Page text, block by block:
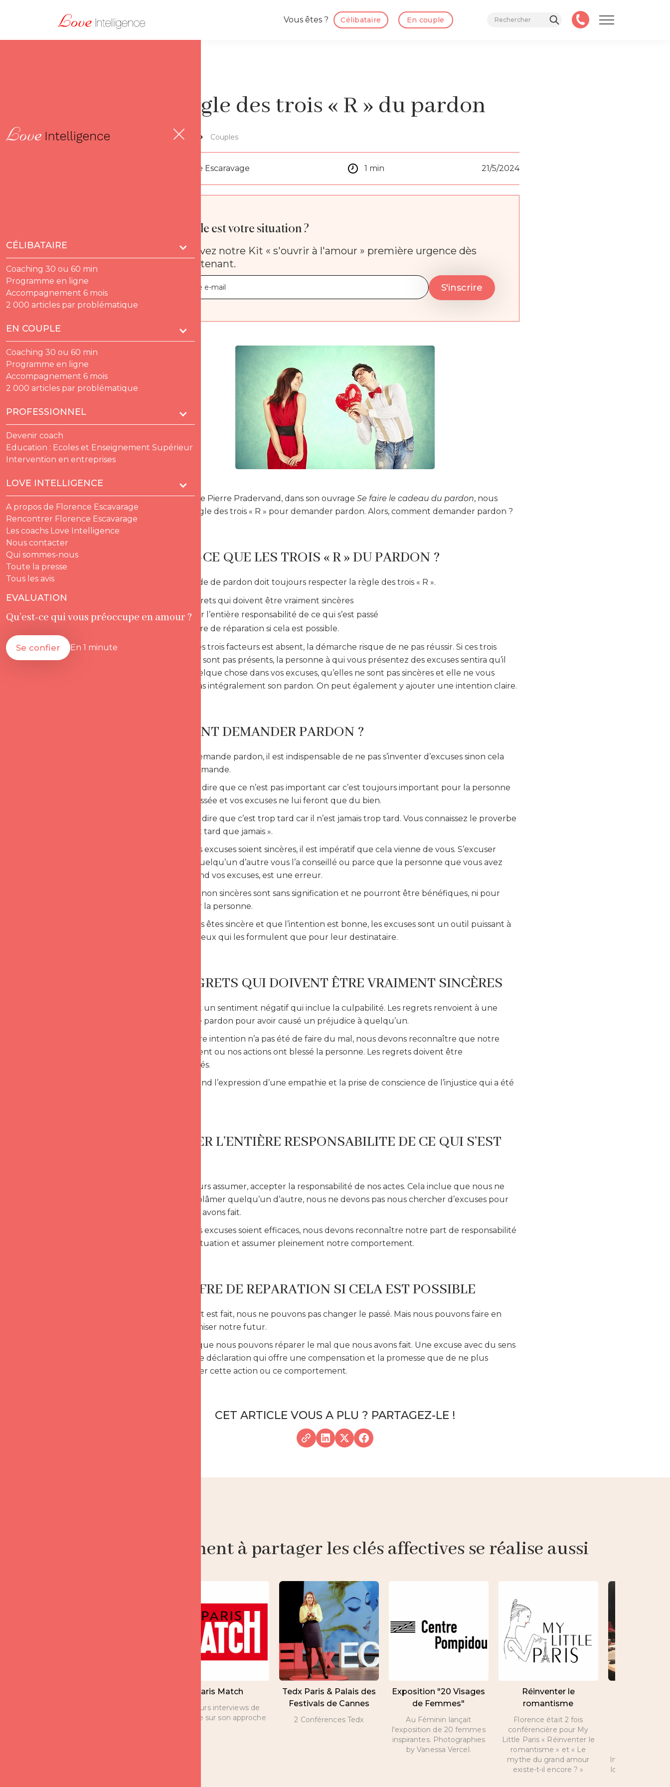
Vous êtes ? Célibataire En couple
CÉLIBATAIRE
Coaching 30 ou 60 min
Programme en ligne
Accompagnement 6 mois
2 000 articles par problématique
EN COUPLE
Coaching 30 ou 60 min
Programme en ligne
Accompagnement 6 mois
2 000 articles par problématique
PROFESSIONNEL
Devenir coach
Education : Ecoles et Enseignement Supérieur
Intervention en entreprises
LOVE INTELLIGENCE
A propos de Florence Escavarage
Rencontrer Florence Escavarage
Les coachs Love Intelligence
Nous contacter
Qui sommes-nous
Toute la presse
Tous les avis
EVALUATION
Qu’est-ce qui vous préoccupe en amour ?
Se confier En 1 minute
La règle des trois « R » du pardon
Lov'thèque Couples
Florence Escaravage 1 min 21/5/2024
Quelle est votre situation ?
Recevez notre Kit « s'ouvrir à l'amour » première urgence dès
maintenant.
Le sociologue Pierre Pradervand, dans son ouvrage Se faire le cadeau du pardon, nous
dévoile la règle des trois « R » pour demander pardon. Alors, comment demander pardon ?
QU’EST-CE QUE LES TROIS « R » DU PARDON ?
Une demande de pardon doit toujours respecter la règle des trois « R ».
des regrets qui doivent être vraiment sincères
assumer l’entière responsabilité de ce qui s’est passé
une offre de réparation si cela est possible.
Si un seul des trois facteurs est absent, la démarche risque de ne pas réussir. Si ces trois
éléments ne sont pas présents, la personne à qui vous présentez des excuses sentira qu’il
manque quelque chose dans vos excuses, qu’elles ne sont pas sincères et elle ne vous
accordera pas intégralement son pardon. On peut également y ajouter une intention claire.
COMMENT DEMANDER PARDON ?
Lorsqu’on demande pardon, il est indispensable de ne pas s’inventer d’excuses sinon cela
annule la demande.
Inutile de se dire que ce n’est pas important car c’est toujours important pour la personne
qui a été blessée et vos excuses ne lui feront que du bien.
Inutile de se dire que c’est trop tard car il n’est jamais trop tard. Vous connaissez le proverbe
« mieux vaut tard que jamais ».
Pour que les excuses soient sincères, il est impératif que cela vienne de vous. S’excuser
parce que quelqu’un d’autre vous l’a conseillé ou parce que la personne que vous avez
blessée attend vos excuses, est une erreur.
Des excuses non sincères sont sans signification et ne pourront être bénéfiques, ni pour
vous, ni pour la personne.
Lorsque vous êtes sincère et que l’intention est bonne, les excuses sont un outil puissant à
la fois pour ceux qui les formulent que pour leur destinataire.
DES REGRETS QUI DOIVENT ÊTRE VRAIMENT SINCÈRES
Le regret est un sentiment négatif qui inclue la culpabilité. Les regrets renvoient à une
demande de pardon pour avoir causé un préjudice à quelqu’un.
Même si notre intention n’a pas été de faire du mal, nous devons reconnaître que notre
comportement ou nos actions ont blessé la personne. Les regrets doivent être
communiqués.
Cela comprend l’expression d’une empathie et la prise de conscience de l’injustice qui a été
ASSUMER L’ENTIÈRE RESPONSABILITE DE CE QUI S’EST
Il faut toujours assumer, accepter la responsabilité de nos actes. Cela inclue que nous ne
devons pas blâmer quelqu’un d’autre, nous ne devons pas nous chercher d’excuses pour
ce que nous avons fait.
Pour que les excuses soient efficaces, nous devons reconnaître notre part de responsabilité
dans cette situation et assumer pleinement notre comportement.
UNE OFFRE DE REPARATION SI CELA EST POSSIBLE
Ce qui est fait est fait, nous ne pouvons pas changer le passé. Mais nous pouvons faire en
sorte d’optimiser notre futur.
C’est-à-dire que nous pouvons réparer le mal que nous avons fait. Une excuse avec du sens
implique une déclaration qui offre une compensation et la promesse que de ne plus
recommencer cette action ou ce comportement.
CET ARTICLE VOUS A PLU ? PARTAGEZ-LE !
Notre engagement à partager les clés affectives se réalise aussi
Paris Match
Plusieurs interviews de
Florence sur son approche
Tedx Paris & Palais des
Festivals de Cannes
2 Conférences Tedx
Exposition "20 Visages
de Femmes"
Au Féminin lançait
l'exposition de 20 femmes
inspirantes. Photographies
by Vanessa Vercel.
Réinventer le
romantisme
Florence était 2 fois
conférencière pour My
Little Paris « Réinventer le
romantisme » et « Le
mythe du grand amour
existe-t-il encore ? »
Intelligence et
love coach peut